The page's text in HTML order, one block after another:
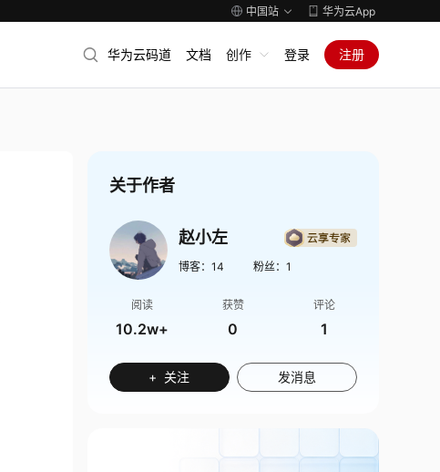
中国站 华为云App
华为云码道 文档 创作 登录 注册
关于作者
赵小左
博客： 14 粉丝： 1
阅读
10.2w+
获赞
0
评论
1
+ 关注 发消息